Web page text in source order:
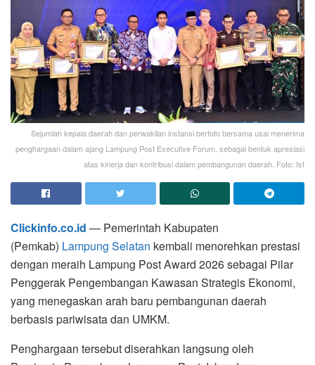
Sejumlah kepala daerah dan perwakilan instansi berfoto bersama usai menerima
penghargaan dalam ajang Lampung Post Executive Forum, sebagai bentuk apresiasi
atas kinerja dan kontribusi dalam pembangunan daerah. Foto: Ist
Clickinfo.co.id — Pemerintah Kabupaten
(Pemkab) Lampung Selatan kembali menorehkan prestasi
dengan meraih Lampung Post Award 2026 sebagai Pilar
Penggerak Pengembangan Kawasan Strategis Ekonomi,
yang menegaskan arah baru pembangunan daerah
berbasis pariwisata dan UMKM.
Penghargaan tersebut diserahkan langsung oleh